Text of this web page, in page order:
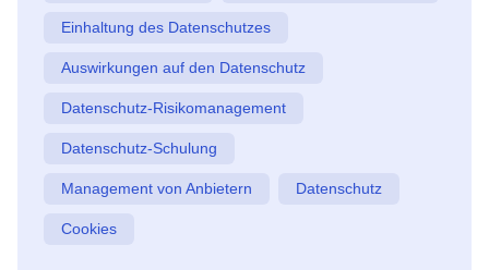
Einhaltung des Datenschutzes
Auswirkungen auf den Datenschutz
Datenschutz-Risikomanagement
Datenschutz-Schulung
Management von Anbietern Datenschutz
Cookies